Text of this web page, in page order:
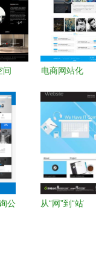
间
计
解
电商网站化
计 打造吸
引眼球的网
页魅力
公
从“网”到“站